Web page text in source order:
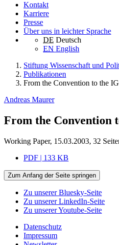
Kontakt
Karriere
Presse
Über uns in leichter Sprache
DE Deutsch
EN English
Stiftung Wissenschaft und
Publikationen
From the Convention to the
Andreas Maurer
From the Convention
Working Paper, 15.03.2003, 32
PDF | 133 KB
Zum Anfang der Seite springen
Zu unserer Bluesky-Seite
Zu unserer LinkedIn-Seite
Zu unserer Youtube-Seite
Datenschutz
Impressum